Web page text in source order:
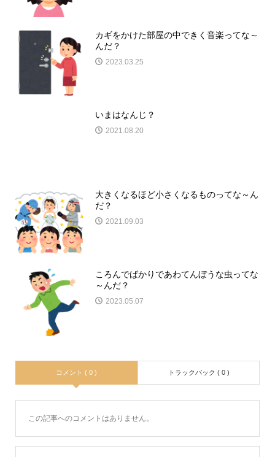
カギをかけた部屋の中できく音楽ってな～
んだ？
2023.03.25
いまはなんじ？
2021.08.20
大きくなるほど小さくなるものってな～ん
だ？
2021.09.03
ころんでばかりであわてんぼうな虫ってな
～んだ？
2023.05.07
コメント ( 0 ) トラックバック ( 0 )
この記事へのコメントはありません。